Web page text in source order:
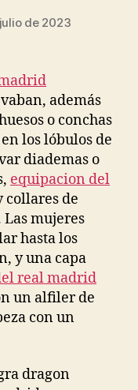
de 2023
además
o conchas
los lóbulos de
diademas o
equipacion del
collares de
mujeres
hasta los
y una capa
real madrid
un alfiler de
con un